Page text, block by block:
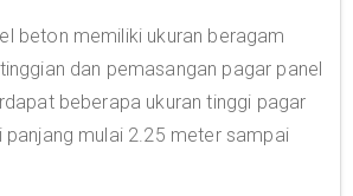
beton memiliki ukuran beragam
dan pemasangan pagar panel
beberapa ukuran tinggi pagar
panjang mulai 2.25 meter sampai